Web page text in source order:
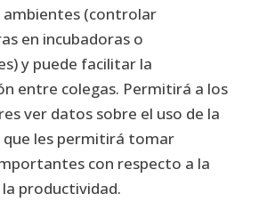
(controlar
en incubadoras o
y puede facilitar la
entre colegas. Permitirá a los
ver datos sobre el uso de la
que les permitirá tomar
con respecto a la
productividad.